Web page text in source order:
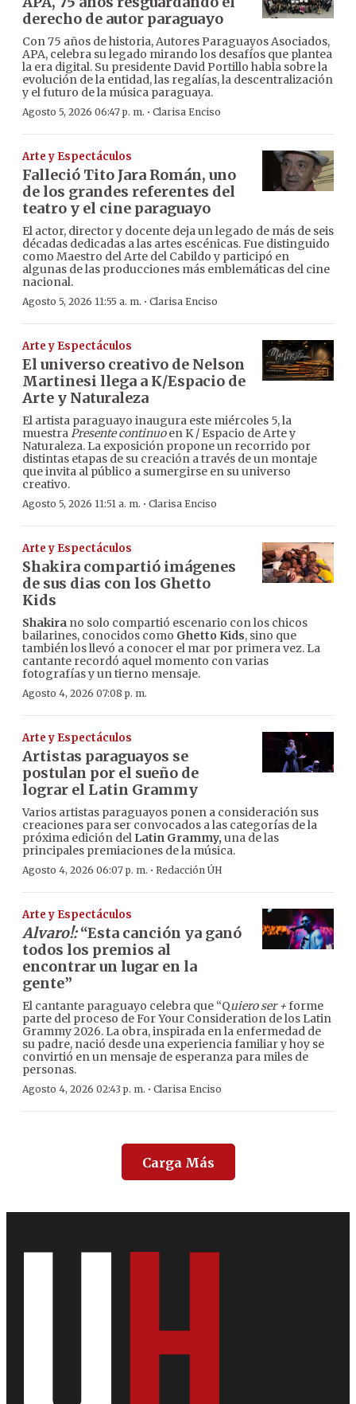
derecho de autor paraguayo
Con 75 años de historia, Autores Paraguayos Asociados,
APA, celebra su legado mirando los desafíos que plantea
la era digital. Su presidente David Portillo habla sobre la
evolución de la entidad, las regalías, la descentralización
y el futuro de la música paraguaya.
Agosto 5, 2026 06:47 p. m. · Clarisa Enciso
Arte y Espectáculos
Falleció Tito Jara Román, uno
de los grandes referentes del
teatro y el cine paraguayo
El actor, director y docente deja un legado de más de seis
décadas dedicadas a las artes escénicas. Fue distinguido
como Maestro del Arte del Cabildo y participó en
algunas de las producciones más emblemáticas del cine
nacional.
Agosto 5, 2026 11:55 a. m. · Clarisa Enciso
Arte y Espectáculos
El universo creativo de Nelson
Martinesi llega a K/Espacio de
Arte y Naturaleza
El artista paraguayo inaugura este miércoles 5, la
muestraPresente continuoen K / Espacio de Arte y
Naturaleza. La exposición propone un recorrido por
distintas etapas de su creación a través de un montaje
que invita al público a sumergirse en su universo
creativo.
Agosto 5, 2026 11:51 a. m. · Clarisa Enciso
Arte y Espectáculos
Shakira compartió imágenes
de sus dias con los Ghetto
Kids
Shakira no solo compartió escenario con los chicos
bailarines, conocidos como Ghetto Kids, sino que
también los llevó a conocer el mar por primera vez. La
cantante recordó aquel momento con varias
fotografías y un tierno mensaje.
Agosto 4, 2026 07:08 p. m.
Arte y Espectáculos
Artistas paraguayos se
postulan por el sueño de
lograr el Latin Grammy
Varios artistas paraguayos ponen a consideración sus
creaciones para ser convocados a las categorías de la
próxima edición del Latin Grammy, una de las
principales premiaciones de la música.
Agosto 4, 2026 06:07 p. m. · Redacción ÚH
Arte y Espectáculos
Alvaro!:“Esta canción ya ganó
todos los premios al
encontrar un lugar en la
gente”
El cantante paraguayo celebra que “Quiero ser +forme
parte del proceso de For Your Consideration de los Latin
Grammy 2026. La obra, inspirada en la enfermedad de
su padre, nació desde una experiencia familiar y hoy se
convirtió en un mensaje de esperanza para miles de
personas.
Agosto 4, 2026 02:43 p. m. · Clarisa Enciso
Carga Más